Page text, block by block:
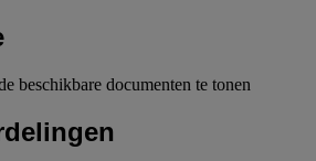
beschikbare documenten te tonen